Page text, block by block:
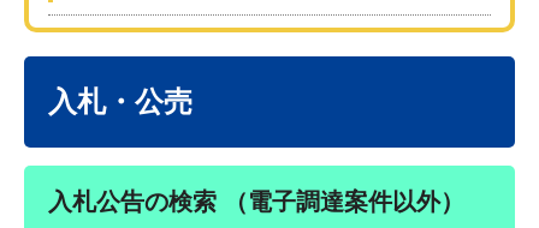
入札・公売
入札公告の検索 （電子調達案件以外）